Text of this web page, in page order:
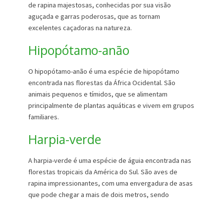
de rapina majestosas, conhecidas por sua visão
aguçada e garras poderosas, que as tornam
excelentes caçadoras na natureza.
Hipopótamo-anão
O hipopótamo-anão é uma espécie de hipopótamo
encontrada nas florestas da África Ocidental. São
animais pequenos e tímidos, que se alimentam
principalmente de plantas aquáticas e vivem em grupos
familiares.
Harpia-verde
A harpia-verde é uma espécie de águia encontrada nas
florestas tropicais da América do Sul. São aves de
rapina impressionantes, com uma envergadura de asas
que pode chegar a mais de dois metros, sendo